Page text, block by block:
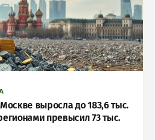
выросла до 183,6 тыс.
превысил 73 тыс.